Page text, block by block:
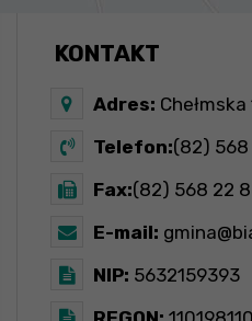
KONTAKT
Adres: Chełmska
Telefon:(82)
Fax:(82) 568 22
E-mail:
NIP: 5632159393